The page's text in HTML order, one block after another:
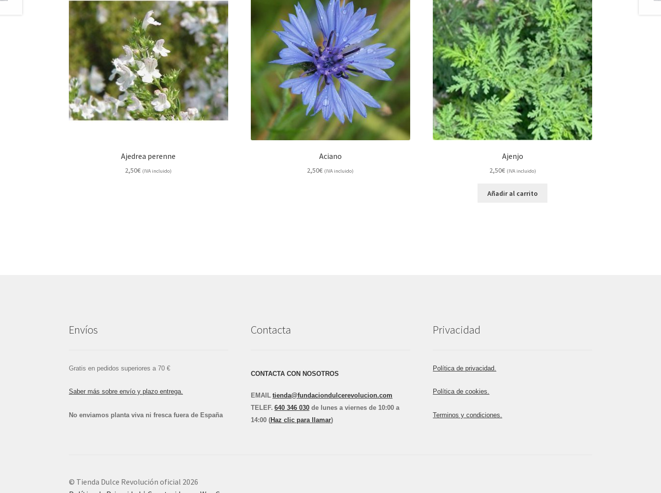
Ajedrea perenne
2,50€ (IVA incluido)
Aciano
2,50€ (IVA incluido)
Ajenjo
2,50€ (IVA incluido)
Añadir al carrito
Envíos
Gratis en pedidos superiores a 70 €
Saber más sobre envío y plazo entrega.
No enviamos planta viva ni fresca fuera de España
Contacta
CONTACTA CON NOSOTROS
EMAIL tienda@fundaciondulcerevolucion.com
TELEF. 640 346 030 de lunes a viernes de 10:00 a
14:00 (Haz clic para llamar)
Privacidad
Política de privacidad.
Política de cookies.
Terminos y condiciones.
© Tienda Dulce Revolución oficial 2026